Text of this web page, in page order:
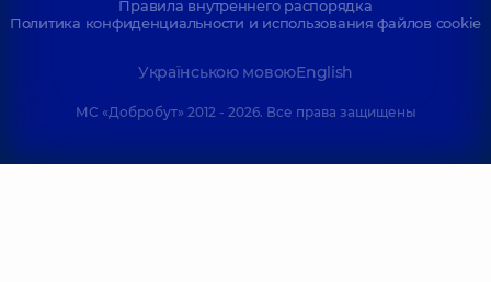
Правила внутреннего распорядка
Политика конфиденциальности и использования файлов cookie
Українською мовоюEnglish
МС «Добробут» 2012 - 2026. Все права защищены